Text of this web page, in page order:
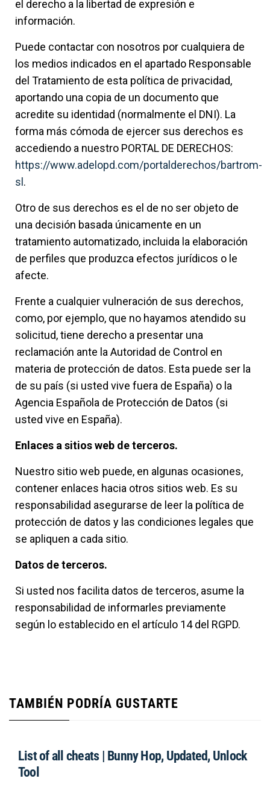
el derecho a la libertad de expresión e
información.
Puede contactar con nosotros por cualquiera de
los medios indicados en el apartado Responsable
del Tratamiento de esta política de privacidad,
aportando una copia de un documento que
acredite su identidad (normalmente el DNI). La
forma más cómoda de ejercer sus derechos es
accediendo a nuestro PORTAL DE DERECHOS:
https://www.adelopd.com/portalderechos/bartrom-
sl.
Otro de sus derechos es el de no ser objeto de
una decisión basada únicamente en un
tratamiento automatizado, incluida la elaboración
de perfiles que produzca efectos jurídicos o le
afecte.
Frente a cualquier vulneración de sus derechos,
como, por ejemplo, que no hayamos atendido su
solicitud, tiene derecho a presentar una
reclamación ante la Autoridad de Control en
materia de protección de datos. Esta puede ser la
de su país (si usted vive fuera de España) o la
Agencia Española de Protección de Datos (si
usted vive en España).
Enlaces a sitios web de terceros.
Nuestro sitio web puede, en algunas ocasiones,
contener enlaces hacia otros sitios web. Es su
responsabilidad asegurarse de leer la política de
protección de datos y las condiciones legales que
se apliquen a cada sitio.
Datos de terceros.
Si usted nos facilita datos de terceros, asume la
responsabilidad de informarles previamente
según lo establecido en el artículo 14 del RGPD.
TAMBIÉN PODRÍA GUSTARTE
List of all cheats | Bunny Hop, Updated, Unlock
Tool